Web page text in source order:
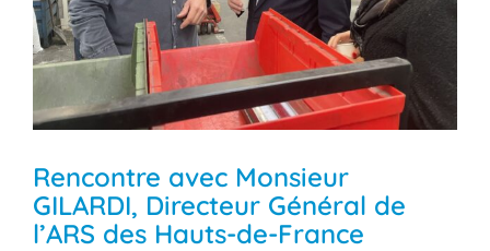
Rencontre avec Monsieur
GILARDI, Directeur Général de
l’ARS des Hauts-de-France